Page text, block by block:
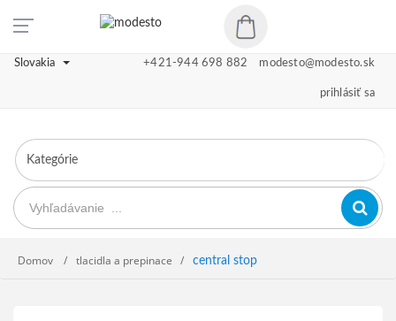
+421-944 698 882 modesto@modesto.sk
prihlásiť sa
Slovakia
Domov tlacidla a prepinace central stop